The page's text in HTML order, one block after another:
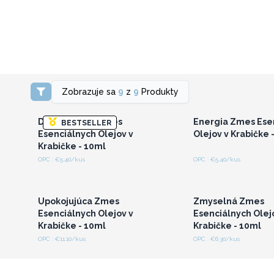
Zobrazuje sa 9 z 9 Produkty
BESTSELLER
zaregistrujte sa pre
veľkoobchodné ceny
Dýchaj Ľahko Zmes
Esenciálnych Olejov v
Krabičke - 10ml
OPC : €5.40/kus
Energia Zmes
Olejov v Krabičke
OPC : €5.40/kus
Upokojujúca Zmes
Esenciálnych Olejov v
Krabičke - 10ml
OPC : €11.10/kus
Zmyselná Zmes
Esenciálnych
Krabičke - 10ml
OPC : €6.30/kus